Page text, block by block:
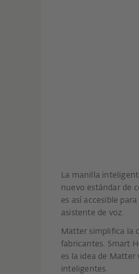
La manilla
nuevo estándar de
es así accesible
asistente de voz.
Matter simplifica la
fabricantes. Smart
es la idea de Matter
inteligentes.